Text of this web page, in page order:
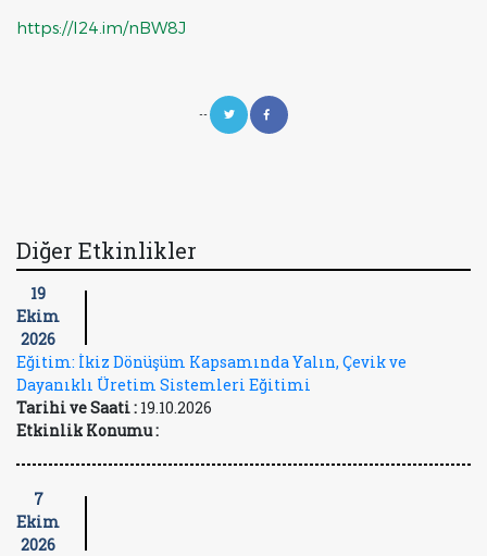
https://l24.im/nBW8J
--
Diğer Etkinlikler
19
Ekim
2026
Eğitim: İkiz Dönüşüm Kapsamında Yalın, Çevik ve
Dayanıklı Üretim Sistemleri Eğitimi
Tarihi ve Saati : 19.10.2026
Etkinlik Konumu :
7
Ekim
2026